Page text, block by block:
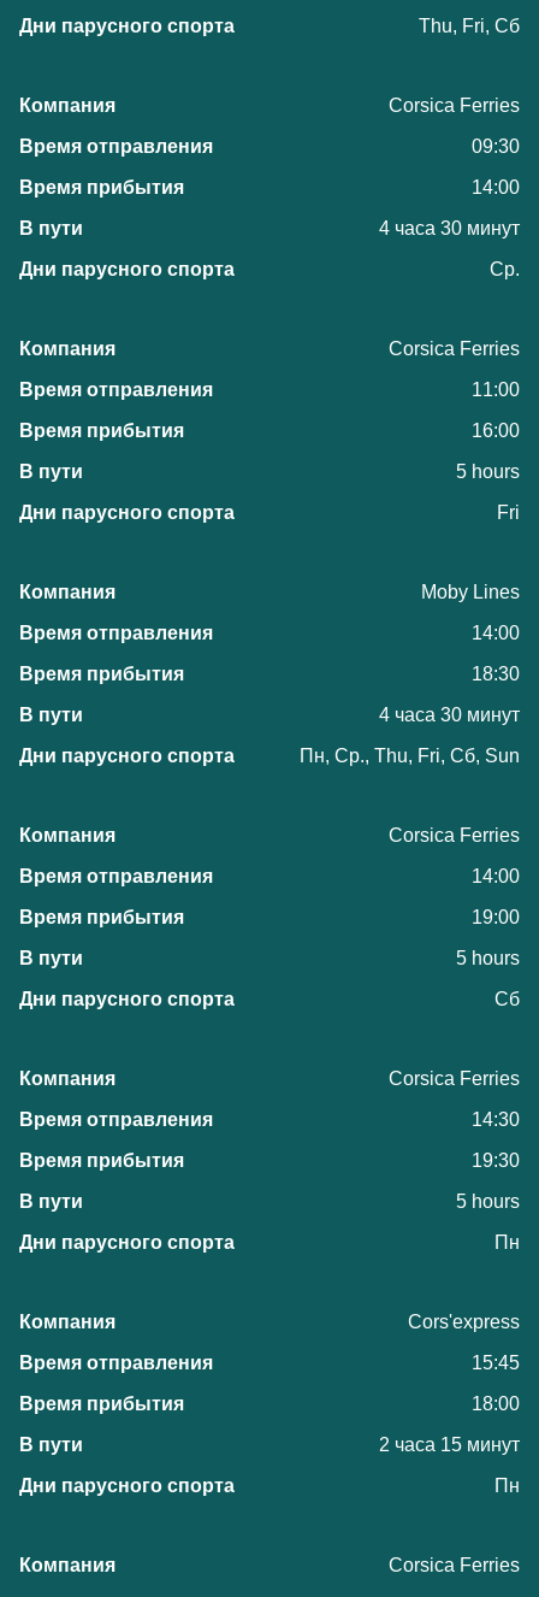
Thu, Fri, Сб
Corsica Ferries
09:30
14:00
4 часа 30 минут
Ср.
Corsica Ferries
11:00
16:00
5 hours
Fri
Moby Lines
14:00
18:30
4 часа 30 минут
Пн, Ср., Thu, Fri, Сб, Sun
Corsica Ferries
14:00
19:00
5 hours
Сб
Corsica Ferries
14:30
19:30
5 hours
Пн
Cors'express
15:45
18:00
2 часа 15 минут
Пн
Corsica Ferries